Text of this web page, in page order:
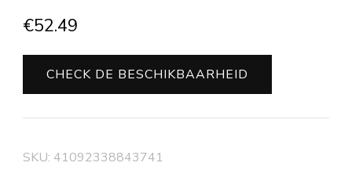
€52.49
CHECK DE BESCHIKBAARHEID
SKU: 41092338843741